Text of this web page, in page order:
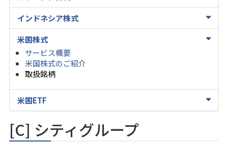
インドネシア株式
米国株式
サービス概要
米国株式のご紹介
取扱銘柄
米国ETF
[C] シティグループ